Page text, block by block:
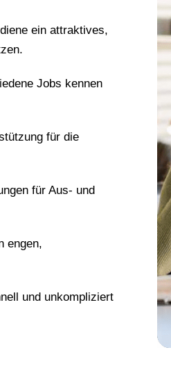
ein attraktives,
Jobs kennen
für die
für Aus- und
engen,
und unkompliziert